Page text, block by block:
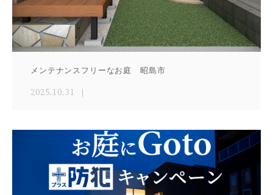
メンテナンスフリーなお庭 昭島市
2025.10.31